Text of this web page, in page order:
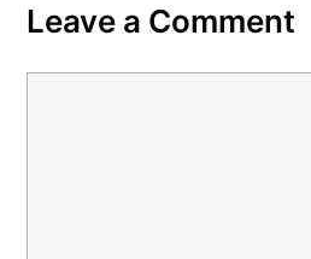
Leave a Comment